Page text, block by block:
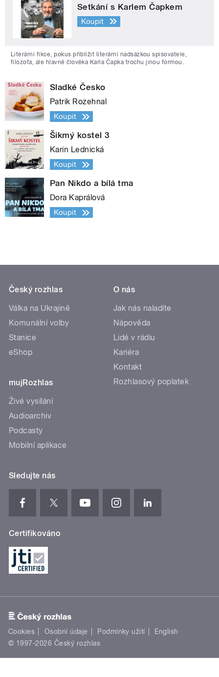
Setkání s Karlem Čapkem
Koupit
Literární fikce, pokus přiblížit literární nadsázkou spisovatele,
filozofa, ale hlavně člověka Karla Čapka trochu jinou formou.
Sladké Česko
Patrik Rozehnal
Koupit
Šikmý kostel 3
Karin Lednická
Koupit
Pan Nikdo a bílá tma
Dora Kaprálová
Koupit
Český rozhlas
Válka na Ukrajině
Komunální volby
Stanice
eShop
mujRozhlas
Živé vysílání
Audioarchiv
Podcasty
Mobilní aplikace
O nás
Jak nás naladíte
Nápověda
Lidé v rádiu
Kariéra
Kontakt
Rozhlasový poplatek
Sledujte nás
Certifikováno
Cookies Osobní údaje Podmínky užití
English
© 1997-2026 Český rozhlas